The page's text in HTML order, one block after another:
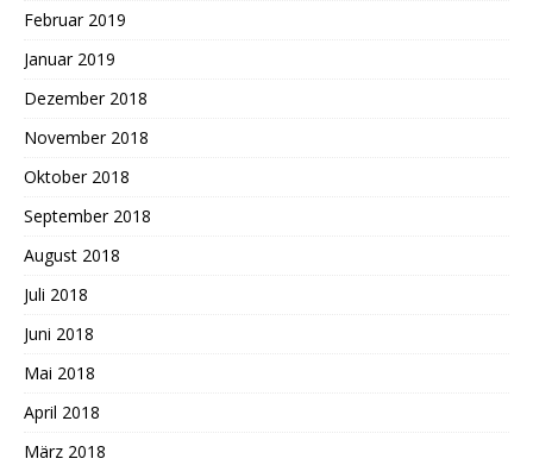
Februar 2019
Januar 2019
Dezember 2018
November 2018
Oktober 2018
September 2018
August 2018
Juli 2018
Juni 2018
Mai 2018
April 2018
März 2018